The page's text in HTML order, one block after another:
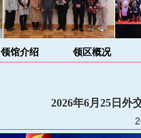
领馆介绍 领区概况
2026年6月25日外